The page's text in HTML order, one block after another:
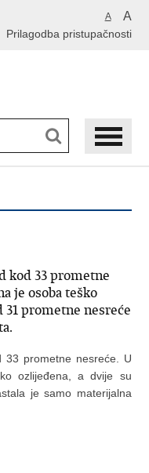
A A
Prilagodba pristupačnosti
kod 33 prometne
je osoba teško
31 prometne nesreće
33 prometne nesreće. U
ozlijeđena, a dvije su
je samo materijalna